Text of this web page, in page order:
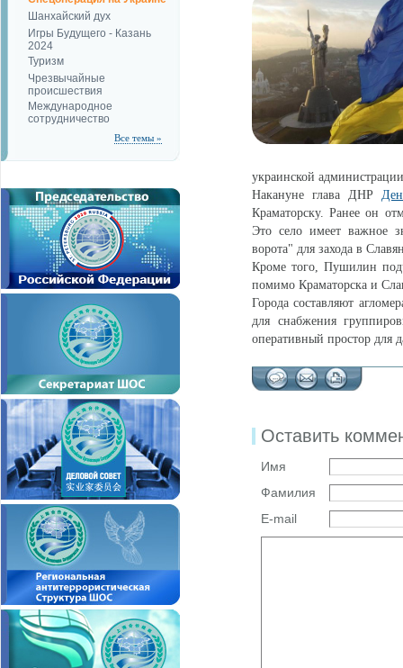
Шанхайский дух
Игры Будущего - Казань
2024
Туризм
Чрезвычайные
происшествия
Международное
сотрудничество
Все темы »
украинской
Накануне глава ДНР
Краматорску. Ранее он
Это село имеет важное
ворота" для захода в
Кроме того, Пушилин
помимо Краматорска и
Города составляют
для снабжения
оперативный простор для
Оставить
Имя
Фамилия
E-mail